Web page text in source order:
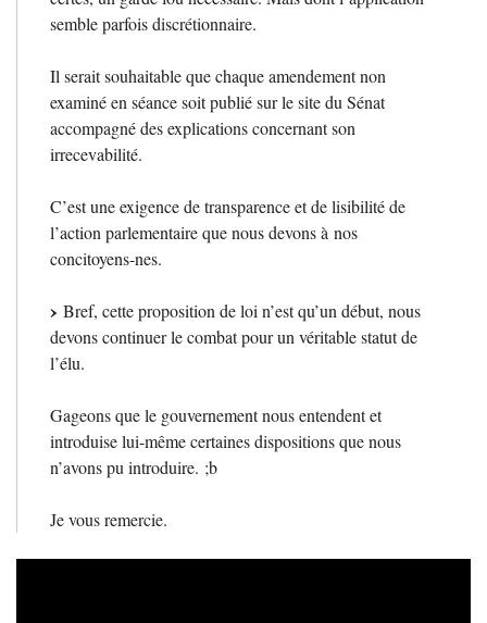
semble parfois discrétionnaire.
Il serait souhaitable que chaque amendement non
examiné en séance soit publié sur le site du Sénat
accompagné des explications concernant son
irrecevabilité.
C’est une exigence de transparence et de lisibilité de
l’action parlementaire que nous devons à nos
concitoyens-nes.
Bref, cette proposition de loi n’est qu’un début, nous
devons continuer le combat pour un véritable statut de
l’élu.
Gageons que le gouvernement nous entendent et
introduise lui-même certaines dispositions que nous
n’avons pu introduire. ;b
Je vous remercie.